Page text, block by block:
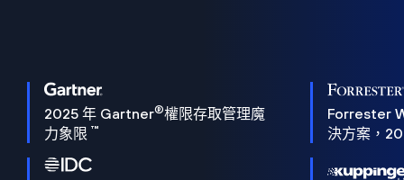
2025 年 Gartner®權限存取管理魔
力象限 ™
Forrester
決方案，